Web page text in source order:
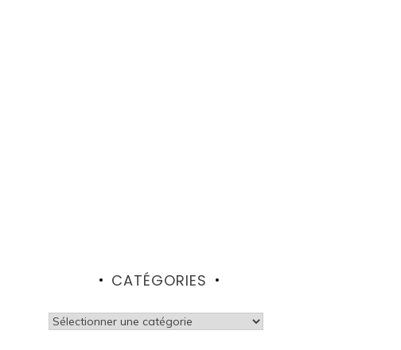
CATÉGORIES
Catégories